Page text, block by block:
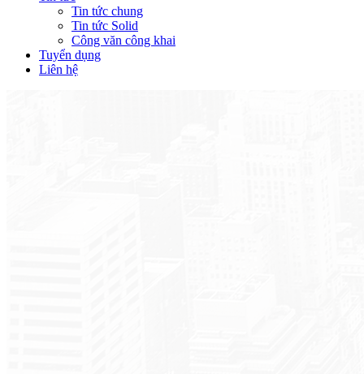
Tin tức chung
Tin tức Solid
Công văn công khai
Tuyển dụng
Liên hệ